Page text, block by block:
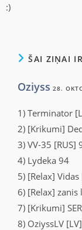
:)
ŠAI ZIŅAI
Oziyss 28.
1) Terminator
2) [Krikumi]
3) VV-35 [RUS]
4) Lydeka 94
5) [Relax]
6) [Relax] zanis
7) [Krikumi]
8) OziyssLV